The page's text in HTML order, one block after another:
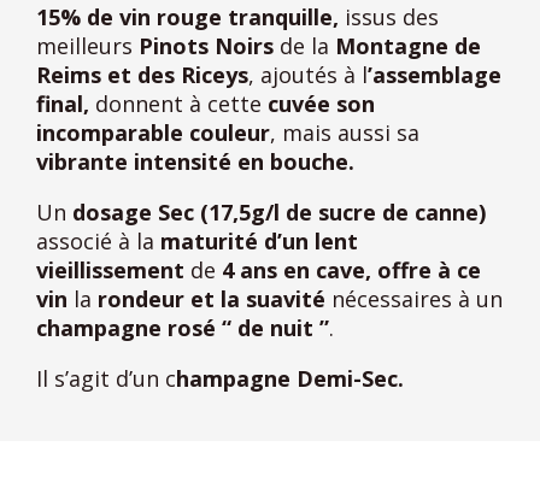
15% de vin rouge tranquille, issus des
meilleurs Pinots Noirs de la Montagne de
Reims et des Riceys, ajoutés à l’assemblage
final, donnent à cette cuvée son
incomparable couleur, mais aussi sa
vibrante intensité en bouche.
Un dosage Sec (17,5g/l de sucre de canne)
associé à la maturité d’un lent
vieillissement de 4 ans en cave, offre à ce
vin la rondeur et la suavité nécessaires à un
champagne rosé “ de nuit ”.
Il s’agit d’un champagne Demi-Sec.